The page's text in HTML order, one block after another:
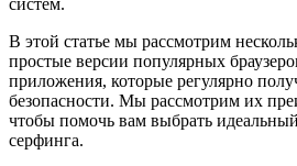
В этой статье мы рассмотрим
простые версии популярных
приложения, которые регулярно
безопасности. Мы рассмотрим их
чтобы помочь вам выбрать
серфинга.